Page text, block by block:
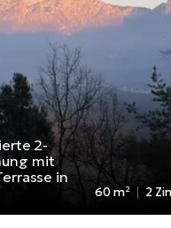
2-
mit
in
60 m² 2